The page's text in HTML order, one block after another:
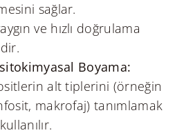
sağlar.
ve hızlı doğrulama
Boyama:
alt tiplerini (örneğin
makrofaj) tanımlamak